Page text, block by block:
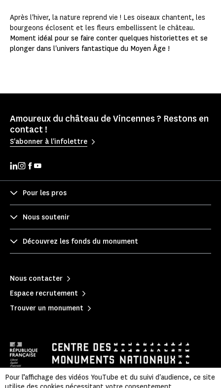
Après l'hiver, la nature reprend vie ! Les oiseaux chantent, les
bourgeons éclosent et les fleurs embellissent le château.
Moment idéal pour se faire conter quelques historiettes et se
plonger dans l'univers fantastique du Moyen Âge !
Amoureux du château de Vincennes ? Restons en
contact !
S'abonner à l'infolettre
Pour les pros
Nous soutenir
Découvrez les fonds du monument
Nous contacter
Espace recrutement
Trouver un monument
Pour l’affichage des vidéos YouTube et du suivi d'audience, ce site